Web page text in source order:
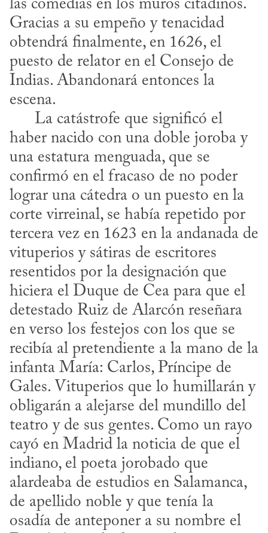
las comedias en los muros citadinos.
Gracias a su empeño y tenacidad
obtendrá finalmente, en 1626, el
puesto de relator en el Consejo de
Indias. Abandonará entonces la
escena.
haber nacido con una doble joroba y
una estatura menguada, que se
confirmó en el fracaso de no poder
lograr una cátedra o un puesto en la
corte virreinal, se había repetido por
tercera vez en 1623 en la andanada de
vituperios y sátiras de escritores
resentidos por la designación que
hiciera el Duque de Cea para que el
detestado Ruiz de Alarcón reseñara
en verso los festejos con los que se
recibía al pretendiente a la mano de la
infanta María: Carlos, Príncipe de
Gales. Vituperios que lo humillarán y
obligarán a alejarse del mundillo del
teatro y de sus gentes. Como un rayo
cayó en Madrid la noticia de que el
indiano, el poeta jorobado que
alardeaba de estudios en Salamanca,
de apellido noble y que tenía la
osadía de anteponer a su nombre el